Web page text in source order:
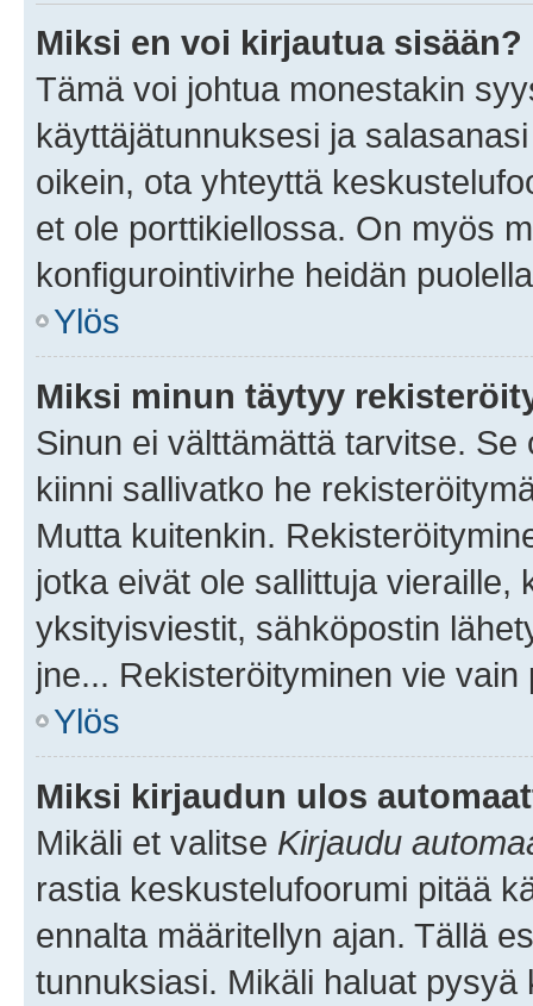
Miksi en voi kirjautua sisään?
Tämä voi johtua monestakin
käyttäjätunnuksesi ja
oikein, ota yhteyttä
et ole porttikiellossa. On myös
konfigurointivirhe heidän
Ylös
Miksi minun täytyy
Sinun ei välttämättä tarvitse.
kiinni sallivatko he
Mutta kuitenkin.
jotka eivät ole sallittuja vieraille,
yksityisviestit, sähköpostin
jne... Rekisteröityminen vie
Ylös
Miksi kirjaudun ulos
Mikäli et valitse Kirjaudu
rastia keskustelufoorumi pitää
ennalta määritellyn ajan. Tällä
tunnuksiasi. Mikäli haluat